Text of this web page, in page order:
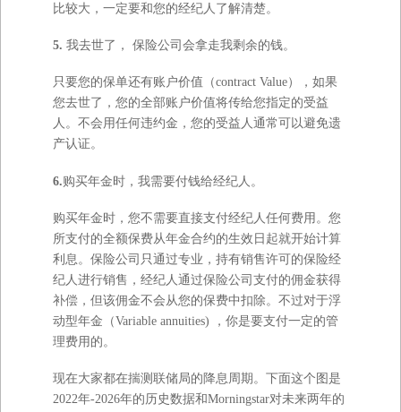
比较大，一定要和您的经纪人了解清楚。
5.我去世了， 保险公司会拿走我剩余的钱。
只要您的保单还有账户价值（contract Value），如果
您去世了，您的全部账户价值将传给您指定的受益
人。不会用任何违约金，您的受益人通常可以避免遗
产认证。
6.购买年金时，我需要付钱给经纪人。
购买年金时，您不需要直接支付经纪人任何费用。您
所支付的全额保费从年金合约的生效日起就开始计算
利息。保险公司只通过专业，持有销售许可的保险经
纪人进行销售，经纪人通过保险公司支付的佣金获得
补偿，但该佣金不会从您的保费中扣除。不过对于浮
动型年金（Variable annuities) ，你是要支付一定的管
理费用的。
现在大家都在揣测联储局的降息周期。下面这个图是
2022年-2026年的历史数据和Morningstar对未来两年的